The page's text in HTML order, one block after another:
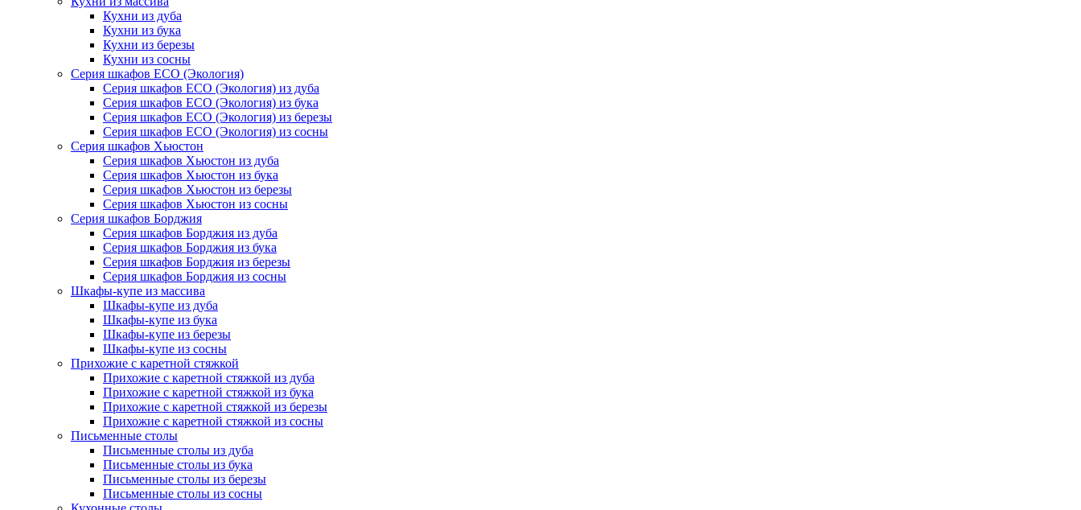
Кухни из дуба
Кухни из бука
Кухни из березы
Кухни из сосны
Серия шкафов ECO (Экология)
Серия шкафов ECO (Экология) из дуба
Серия шкафов ECO (Экология) из бука
Серия шкафов ECO (Экология) из березы
Серия шкафов ECO (Экология) из сосны
Серия шкафов Хьюстон
Серия шкафов Хьюстон из дуба
Серия шкафов Хьюстон из бука
Серия шкафов Хьюстон из березы
Серия шкафов Хьюстон из сосны
Серия шкафов Борджия
Серия шкафов Борджия из дуба
Серия шкафов Борджия из бука
Серия шкафов Борджия из березы
Серия шкафов Борджия из сосны
Шкафы-купе из массива
Шкафы-купе из дуба
Шкафы-купе из бука
Шкафы-купе из березы
Шкафы-купе из сосны
Прихожие с каретной стяжкой
Прихожие с каретной стяжкой из дуба
Прихожие с каретной стяжкой из бука
Прихожие с каретной стяжкой из березы
Прихожие с каретной стяжкой из сосны
Письменные столы
Письменные столы из дуба
Письменные столы из бука
Письменные столы из березы
Письменные столы из сосны